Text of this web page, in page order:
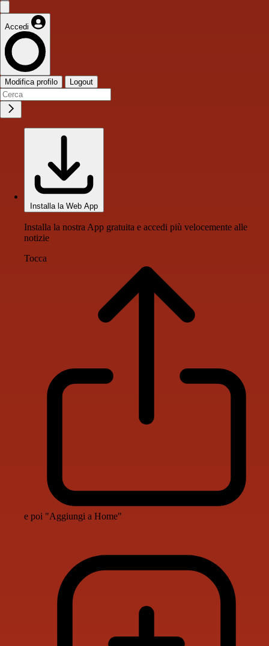
Accedi
Modifica profilo Logout
Installa la Web App
Installa la nostra App gratuita e accedi più velocemente alle
notizie
Tocca
e poi "Aggiungi a Home"